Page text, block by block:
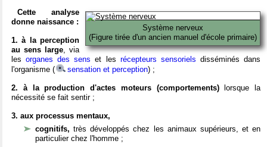
Système nerveux
(Figure tirée d'un ancien manuel d'école primaire)
Cette analyse
donne naissance :
1. à la perception
au sens large, via
lesorganes des sens et les récepteurs sensoriels disséminés dans
l'organisme (
sensation et perception) ;
2. à la production d'actes moteurs (comportements)lorsque la
nécessité se fait sentir ;
3. aux processus mentaux,
cognitifs,très développés chez les animaux supérieurs, et en
particulier chez l'homme ;